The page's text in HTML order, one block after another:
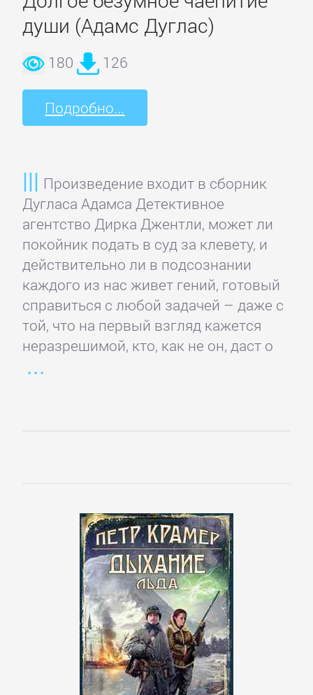
души (Адамс Дуглас)
180 126
Подробно...
Произведение входит в сборник
Дугласа Адамса Детективное
агентство Дирка Джентли, может ли
покойник подать в суд за клевету, и
действительно ли в подсознании
каждого из нас живет гений, готовый
справиться с любой задачей – даже с
той, что на первый взгляд кажется
неразрешимой, кто, как не он, даст о
ЛЮБОВНЫЕ
РОМАНЫ
любовные
романы
Исторические
любовные
романы
Короткие
любовные
романы
Любовно-
Остросюжетные
любовные
Современные
любовные
Эротическая